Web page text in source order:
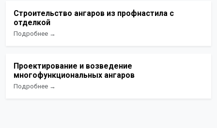
Строительство ангаров из профнастила с
отделкой
Подробнее →
Проектирование и возведение
многофункциональных ангаров
Подробнее →